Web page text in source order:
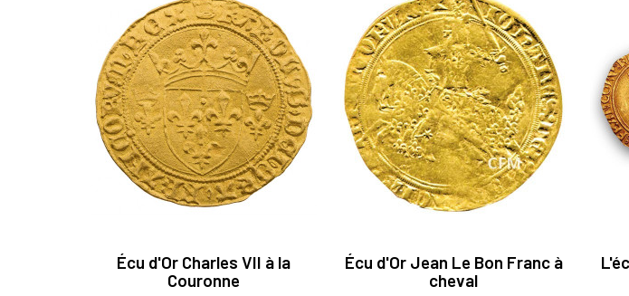
Écu d'Or Charles VII à la
Couronne
Écu d'Or Jean Le Bon Franc à
cheval